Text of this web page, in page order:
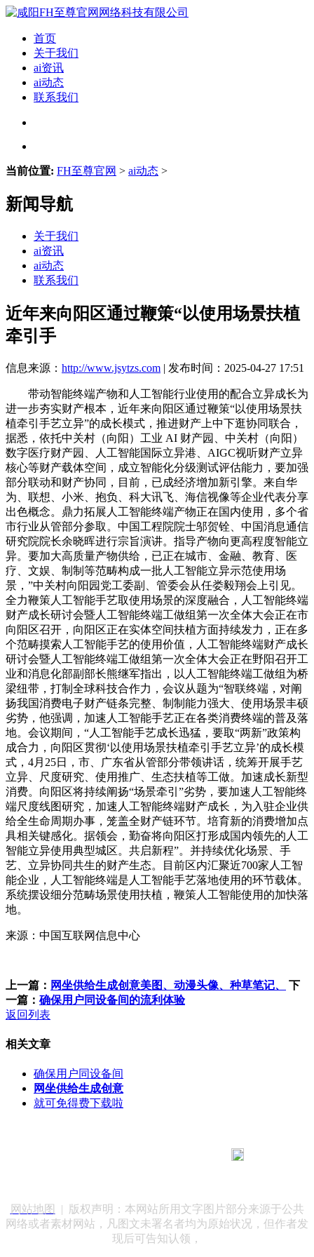
首页
关于我们
ai资讯
ai动态
联系我们
当前位置: FH至尊官网 > ai动态 >
新闻导航
关于我们
ai资讯
ai动态
联系我们
近年来向阳区通过鞭策“以使用场景扶植
牵引手
信息来源： http://www.jsytzs.com | 发布时间：2025-04-27 17:51
带动智能终端产物和人工智能行业使用的配合立异成长为
进一步夯实财产根本，近年来向阳区通过鞭策“以使用场景扶
植牵引手艺立异”的成长模式，推进财产上中下逛协同联合，
据悉，依托中关村（向阳）工业 AI 财产园、中关村（向阳）
数字医疗财产园、人工智能国际立异港、AIGC视听财产立异
核心等财产载体空间，成立智能化分级测试评估能力，要加强
部分联动和财产协同，目前，已成经济增加新引擎。来自华
为、联想、小米、抱负、科大讯飞、海信视像等企业代表分享
出色概念。鼎力拓展人工智能终端产物正在国内使用，多个省
市行业从管部分参取。中国工程院院士邬贺铨、中国消息通信
研究院院长余晓晖进行宗旨演讲。指导产物向更高程度智能立
异。要加大高质量产物供给，已正在城市、金融、教育、医
疗、文娱、制制等范畴构成一批人工智能立异示范使用场
景，”中关村向阳园党工委副、管委会从任娄毅翔会上引见。
全力鞭策人工智能手艺取使用场景的深度融合，人工智能终端
财产成长研讨会暨人工智能终端工做组第一次全体大会正在市
向阳区召开，向阳区正在实体空间扶植方面持续发力，正在多
个范畴摸索人工智能手艺的使用价值，人工智能终端财产成长
研讨会暨人工智能终端工做组第一次全体大会正在野阳召开工
业和消息化部副部长熊继军指出，以人工智能终端工做组为桥
梁纽带，打制全球科技合作力，会议从题为“智联终端，对阐
扬我国消费电子财产链条完整、制制能力强大、使用场景丰硕
劣势，他强调，加速人工智能手艺正在各类消费终端的普及落
地。会议期间，“人工智能手艺成长迅猛，要取“两新”政策构
成合力，向阳区贯彻‘以使用场景扶植牵引手艺立异’的成长模
式，4月25日，市、广东省从管部分带领讲话，统筹开展手艺
立异、尺度研究、使用推广、生态扶植等工做。加速成长新型
消费。向阳区将持续阐扬“场景牵引”劣势，要加速人工智能终
端尺度线图研究，加速人工智能终端财产成长，为入驻企业供
给全生命周期办事，笼盖全财产链环节。培育新的消费增加点
具相关键感化。据领会，勤奋将向阳区打形成国内领先的人工
智能立异使用典型城区。共启新程”。并持续优化场景、手
艺、立异协同共生的财产生态。目前区内汇聚近700家人工智
能企业，人工智能终端是人工智能手艺落地使用的环节载体。
系统摆设细分范畴场景使用扶植，鞭策人工智能使用的加快落
地。
来源：中国互联网信息中心
上一篇： 网坐供给生成创意美图、动漫头像、种草笔记、
下
一篇： 确保用户同设备间的流利体验
返回列表
相关文章
确保用户同设备间
网坐供给生成创意
就可免得费下载啦
网站地图
| 版权声明：本网站所用文字图片部分来源于公共
网络或者素材网站，凡图文未署名者均为原始状况，但作者发
现后可告知认领，